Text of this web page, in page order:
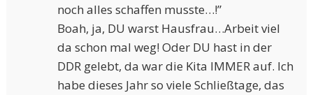
noch alles schaffen musste…!”
Boah, ja, DU warst Hausfrau…Arbeit viel
da schon mal weg! Oder DU hast in der
DDR gelebt, da war die Kita IMMER auf. Ich
habe dieses Jahr so viele Schließtage, das